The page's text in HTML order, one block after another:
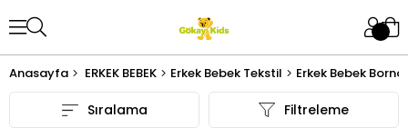
Anasayfa ERKEK BEBEK Erkek Bebek Tekstil Erkek Bebek
Filtreleme
Sıralama